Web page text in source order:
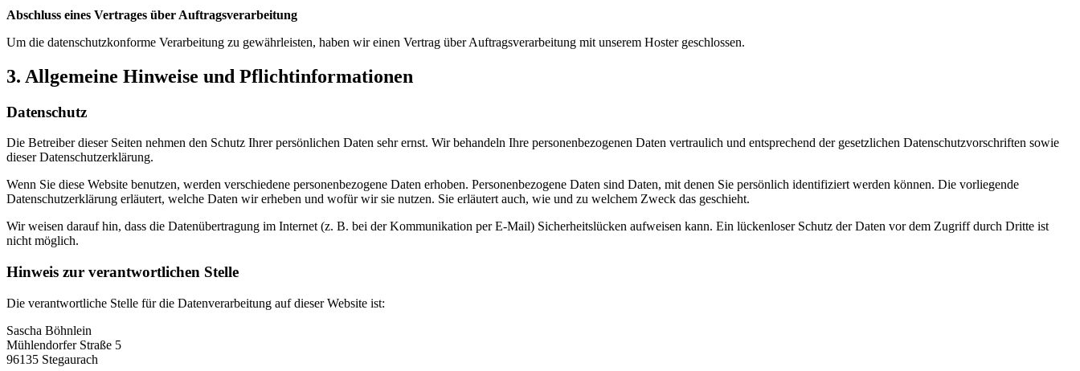
Abschluss eines Vertrages über Auftragsverarbeitung
Um die datenschutzkonforme Verarbeitung zu gewährleisten, haben wir einen Vertrag über Auftragsverarbeitung mit unserem Hoster geschlossen.
3. Allgemeine Hinweise und Pflichtinformationen
Datenschutz
Die Betreiber dieser Seiten nehmen den Schutz Ihrer persönlichen Daten sehr ernst. Wir behandeln Ihre personenbezogenen Daten vertraulich und entsprechend der gesetzlichen Datenschutzvorschriften sowie
dieser Datenschutzerklärung.
Wenn Sie diese Website benutzen, werden verschiedene personenbezogene Daten erhoben. Personenbezogene Daten sind Daten, mit denen Sie persönlich identifiziert werden können. Die vorliegende
Datenschutzerklärung erläutert, welche Daten wir erheben und wofür wir sie nutzen. Sie erläutert auch, wie und zu welchem Zweck das geschieht.
Wir weisen darauf hin, dass die Datenübertragung im Internet (z. B. bei der Kommunikation per E-Mail) Sicherheitslücken aufweisen kann. Ein lückenloser Schutz der Daten vor dem Zugriff durch Dritte ist
nicht möglich.
Hinweis zur verantwortlichen Stelle
Die verantwortliche Stelle für die Datenverarbeitung auf dieser Website ist:
Sascha Böhnlein
Mühlendorfer Straße 5
96135 Stegaurach